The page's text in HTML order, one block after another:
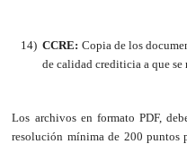
14) CCRE: Copia de los
de calidad crediticia a que
Los archivos en formato PDF,
resolución mínima de 200 puntos